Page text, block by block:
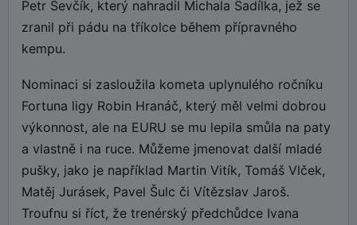
Petr Ševčík, který nahradil Michala Sadílka, jež se
zranil při pádu na tříkolce během přípravného
kempu.
Nominaci si zasloužila kometa uplynulého ročníku
Fortuna ligy Robin Hranáč, který měl velmi dobrou
výkonnost, ale na EURU se mu lepila smůla na paty
a vlastně i na ruce. Můžeme jmenovat další mladé
pušky, jako je například Martin Vitík, Tomáš Vlček,
Matěj Jurásek, Pavel Šulc či Vítězslav Jaroš.
Troufnu si říct, že trenérský předchůdce Ivana